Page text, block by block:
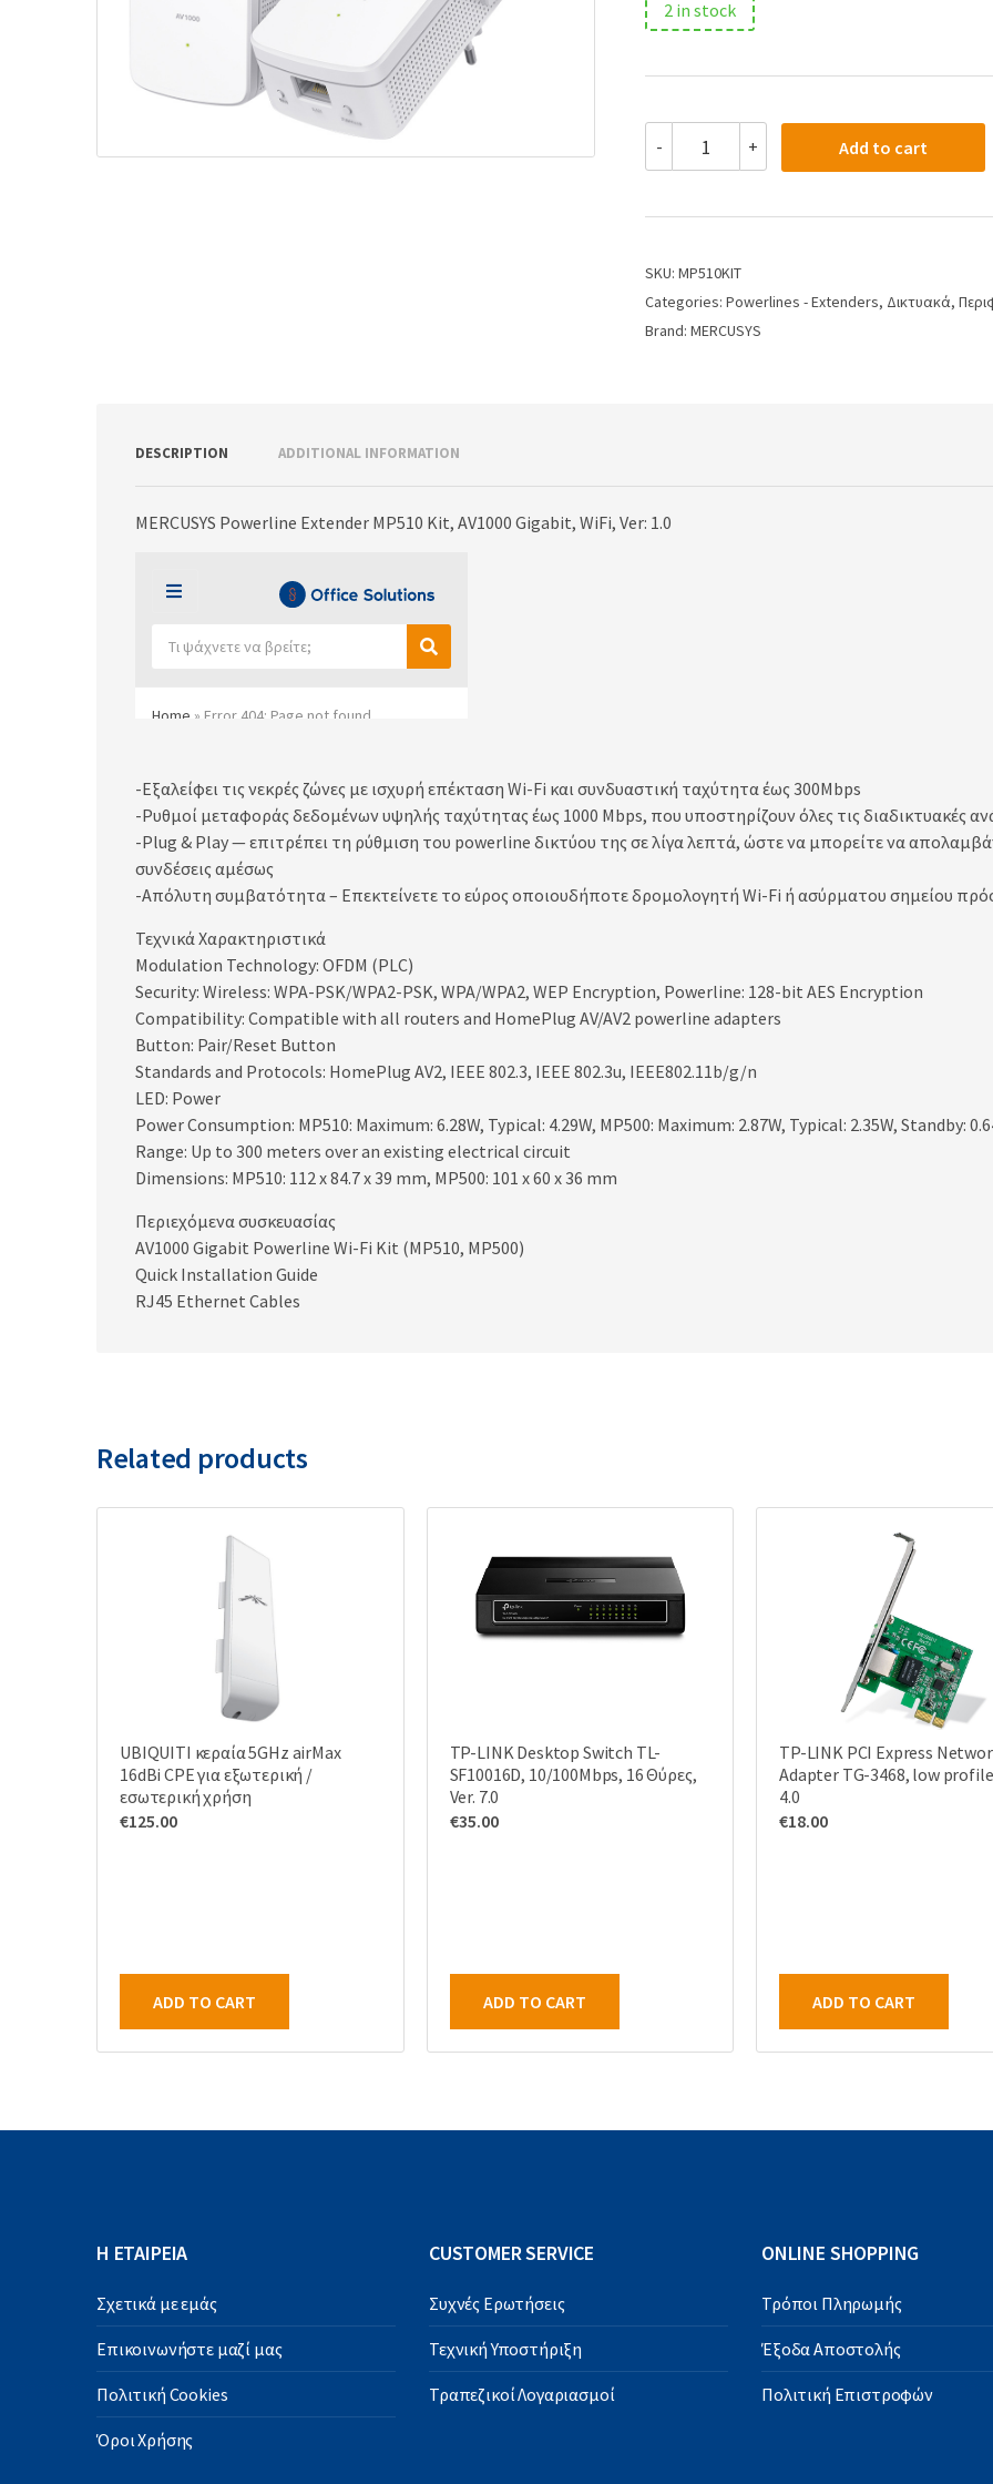
2 in stock
- + Add to cart
SKU: MP510KIT
Categories: Powerlines - Extenders, Δικτυακά,
Brand: MERCUSYS
DESCRIPTION ADDITIONAL INFORMATION
MERCUSYS Powerline Extender MP510 Kit, AV1000 Gigabit, WiFi, Ver: 1.0
-Εξαλείφει τις νεκρές ζώνες με ισχυρή επέκταση Wi-Fi και συνδυαστική ταχύτητα έως 300Mbps
-Ρυθμοί μεταφοράς δεδομένων υψηλής ταχύτητας έως 1000 Mbps, που υποστηρίζουν όλες τις διαδικτυακές
-Plug & Play — επιτρέπει τη ρύθμιση του powerline δικτύου της σε λίγα λεπτά, ώστε να μπορείτε να
συνδέσεις αμέσως
-Απόλυτη συμβατότητα – Επεκτείνετε το εύρος οποιουδήποτε δρομολογητή Wi-Fi ή ασύρματου σημείου
Τεχνικά Χαρακτηριστικά
Modulation Technology: OFDM (PLC)
Security: Wireless: WPA-PSK/WPA2-PSK, WPA/WPA2, WEP Encryption, Powerline: 128-bit AES Encryption
Compatibility: Compatible with all routers and HomePlug AV/AV2 powerline adapters
Button: Pair/Reset Button
Standards and Protocols: HomePlug AV2, IEEE 802.3, IEEE 802.3u, IEEE802.11b/g/n
LED: Power
Power Consumption: MP510: Maximum: 6.28W, Typical: 4.29W, MP500: Maximum: 2.87W, Typical: 2.35W, Standby:
Range: Up to 300 meters over an existing electrical circuit
Dimensions: MP510: 112 x 84.7 x 39 mm, MP500: 101 x 60 x 36 mm
Περιεχόμενα συσκευασίας
AV1000 Gigabit Powerline Wi-Fi Kit (MP510, MP500)
Quick Installation Guide
RJ45 Ethernet Cables
Related products
UBIQUITI κεραία 5GHz airMax
16dBi CPE για εξωτερική /
εσωτερική χρήση
€125.00
ADD TO CART
TP-LINK Desktop Switch TL-
SF10016D, 10/100Mbps, 16 Θύρες,
Ver. 7.0
€35.00
ADD TO CART
TP-LINK PCI Express
Adapter TG-3468, low
4.0
€18.00
ADD TO CART
Η ΕΤΑΙΡΕΙΑ
Σχετικά με εμάς
Επικοινωνήστε μαζί μας
Πολιτική Cookies
Όροι Χρήσης
CUSTOMER SERVICE
Συχνές Ερωτήσεις
Τεχνική Υποστήριξη
Τραπεζικοί Λογαριασμοί
ONLINE SHOPPING
Τρόποι Πληρωμής
Έξοδα Αποστολής
Πολιτική Επιστροφών